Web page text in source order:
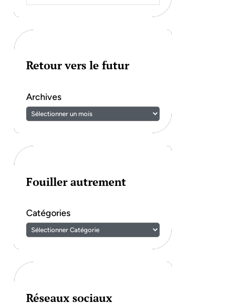
Retour vers le futur
Archives
Fouiller autrement
Catégories
Réseaux sociaux